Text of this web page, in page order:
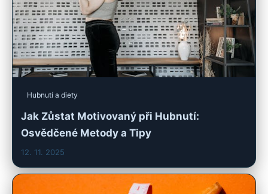
Hubnutí a diety
Jak Zůstat Motivovaný při Hubnutí:
Osvědčené Metody a Tipy
12. 11. 2025